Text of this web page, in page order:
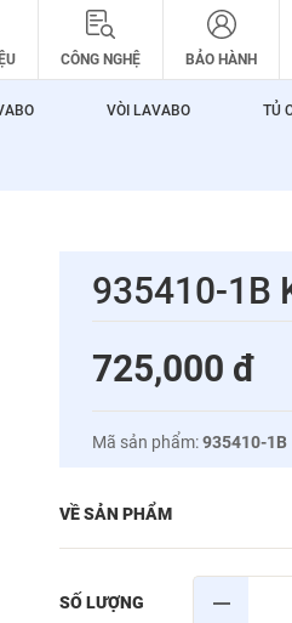
CÔNG NGHỆ BẢO HÀNH
VÒI LAVABO TỦ
935410-1B
725,000 đ
Mã sản phẩm:935410-1B
VỀ SẢN PHẨM